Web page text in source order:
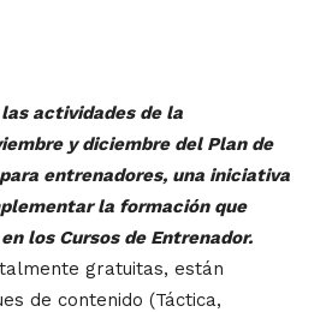
actividades de la
y diciembre del Plan de
entrenadores, una iniciativa
la formación que
los Cursos de Entrenador.
gratuitas, están
de contenido (Táctica,